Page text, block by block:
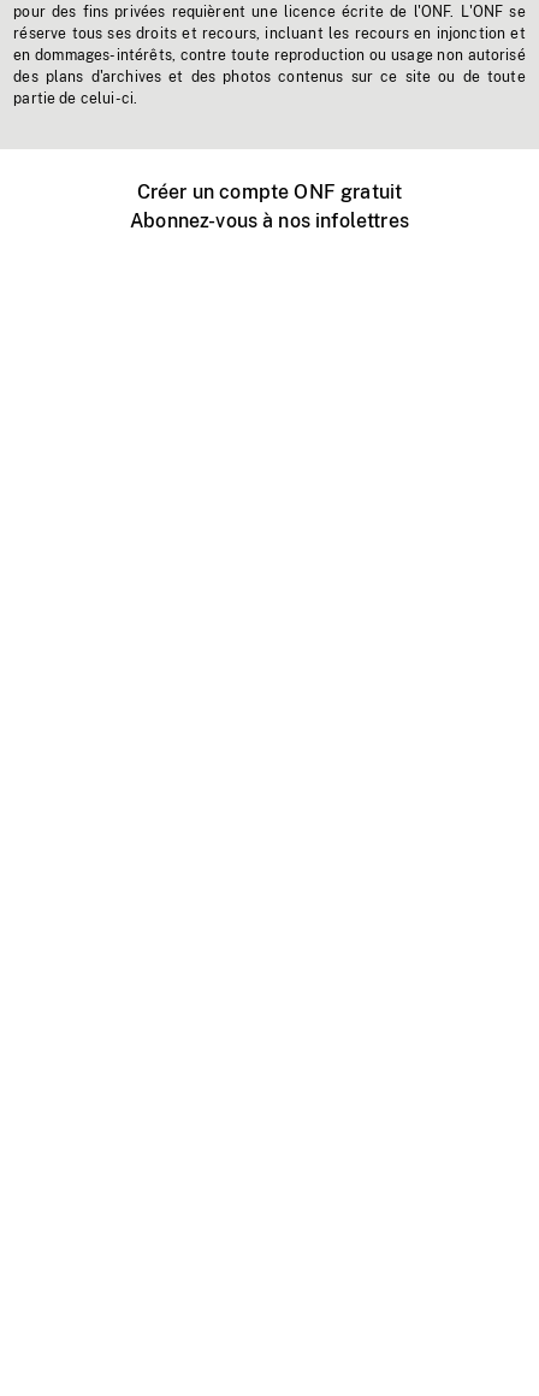
pour des fins privées requièrent une licence écrite de l'ONF. L'ONF se
réserve tous ses droits et recours, incluant les recours en injonction et
en dommages-intérêts, contre toute reproduction ou usage non autorisé
des plans d'archives et des photos contenus sur ce site ou de toute
partie de celui-ci.
Créer un compte ONF gratuit
Abonnez-vous à nos infolettres